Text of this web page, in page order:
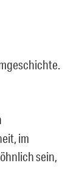
im
sein,